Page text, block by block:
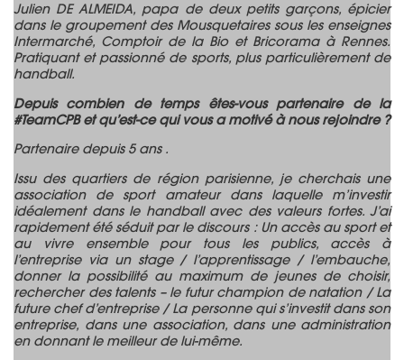
Julien DE ALMEIDA, papa de deux petits garçons, épicier
dans le groupement des Mousquetaires sous les enseignes
Intermarché, Comptoir de la Bio et Bricorama à Rennes.
Pratiquant et passionné de sports, plus particulièrement de
handball.
Depuis combien de temps êtes-vous partenaire de la
#TeamCPB et qu’est-ce qui vous a motivé à nous rejoindre ?
Partenaire depuis 5 ans .
Issu des quartiers de région parisienne, je cherchais une
association de sport amateur dans laquelle m’investir
idéalement dans le handball avec des valeurs fortes. J’ai
rapidement été séduit par le discours : Un accès au sport et
au vivre ensemble pour tous les publics, accès à
l’entreprise via un stage / l’apprentissage / l’embauche,
donner la possibilité au maximum de jeunes de choisir,
rechercher des talents – le futur champion de natation / La
future chef d’entreprise / La personne qui s’investit dans son
entreprise, dans une association, dans une administration
en donnant le meilleur de lui-même.